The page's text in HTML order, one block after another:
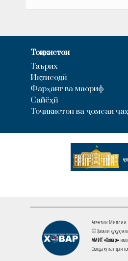
Тоҷикистон
Таърих
Иқтисодӣ
Фарҳанг ва маориф
Сайёҳӣ
Тоҷикистон ва ҷомеаи
Агентии Миллии
© Ҳамаи ҳуқуқ
АМИТ «Ховар»
Омодакунандаи